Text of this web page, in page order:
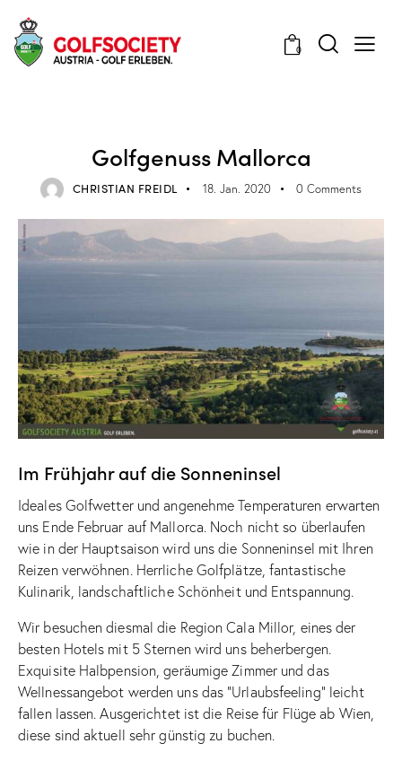
0
Golfgenuss Mallorca
CHRISTIAN FREIDL 18. Jan. 2020 0 Comments
Im Frühjahr auf die Sonneninsel
Ideales Golfwetter und angenehme Temperaturen erwarten
uns Ende Februar auf Mallorca. Noch nicht so überlaufen
wie in der Hauptsaison wird uns die Sonneninsel mit Ihren
Reizen verwöhnen. Herrliche Golfplätze, fantastische
Kulinarik, landschaftliche Schönheit und Entspannung.
Wir besuchen diesmal die Region Cala Millor, eines der
besten Hotels mit 5 Sternen wird uns beherbergen.
Exquisite Halbpension, geräumige Zimmer und das
Wellnessangebot werden uns das “Urlaubsfeeling” leicht
fallen lassen. Ausgerichtet ist die Reise für Flüge ab Wien,
diese sind aktuell sehr günstig zu buchen.